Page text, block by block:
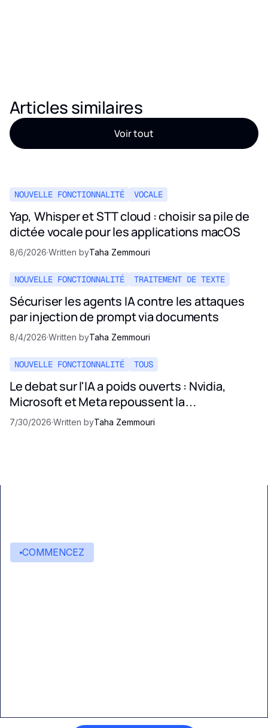
Articles similaires
Voir tout
NOUVELLE FONCTIONNALITÉ VOCALE
Yap, Whisper et STT cloud : choisir sa pile de
dictée vocale pour les applications macOS
8/6/2026·Written byTaha Zemmouri
NOUVELLE FONCTIONNALITÉ TRAITEMENT DE TEXTE
Sécuriser les agents IA contre les attaques
par injection de prompt via documents
8/4/2026·Written byTaha Zemmouri
NOUVELLE FONCTIONNALITÉ TOUS
Le debat sur l'IA a poids ouverts : Nvidia,
Microsoft et Meta repoussent la
reglementation de 2026
7/30/2026·Written byTaha Zemmouri
COMMENCEZ